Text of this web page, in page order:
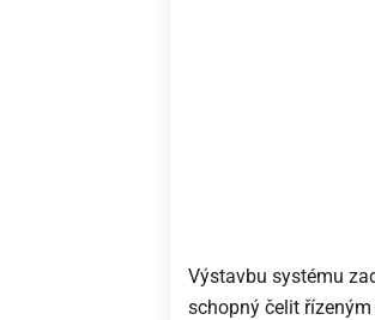
Výstavbu systému
schopný čelit